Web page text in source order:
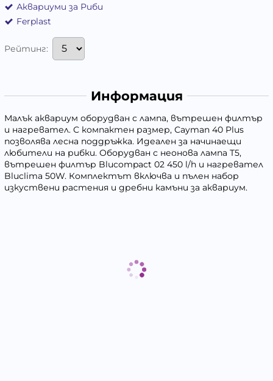
Аквариуми за Риби
Ferplast
Рейтинг:
Информация
Малък аквариум оборудван с лампа, вътрешен филтър
и нагревател. С компактен размер, Сayman 40 Plus
позволява лесна поддръжка. Идеален за начинаещи
любители на рибки. Оборудван с неонова лампа T5,
вътрешен филтър Blucompact 02 450 l/h и нагревател
Bluclima 50W. Комплектът включва и пълен набор
изкуствени растения и дребни камъни за аквариум.